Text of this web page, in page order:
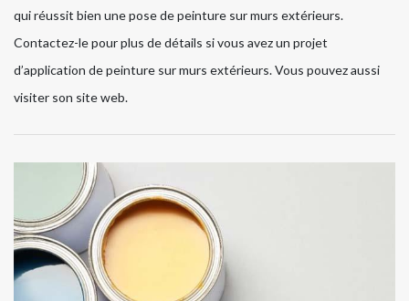
qui réussit bien une pose de peinture sur murs extérieurs.
Contactez-le pour plus de détails si vous avez un projet
d’application de peinture sur murs extérieurs. Vous pouvez aussi
visiter son site web.